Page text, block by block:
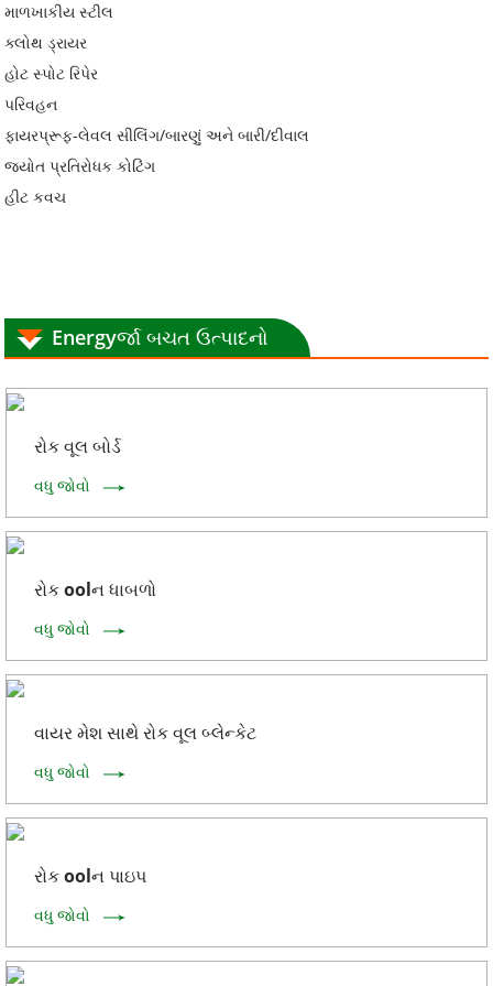
માળખાકીય સ્ટીલ
ક્લોથ ડ્રાયર
હોટ સ્પોટ રિપેર
પરિવહન
ફાયરપ્રૂફ-લેવલ સીલિંગ/બારણું અને બારી/દીવાલ
જ્યોત પ્રતિરોધક કોટિંગ
હીટ કવચ
Energyર્જા બચત ઉત્પાદનો
રોક વૂલ બોર્ડ
વધુ જોવો
રોક oolન ધાબળો
વધુ જોવો
વાયર મેશ સાથે રોક વૂલ બ્લેન્કેટ
વધુ જોવો
રોક oolન પાઇપ
વધુ જોવો